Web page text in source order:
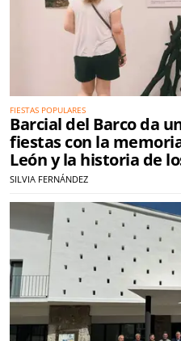
FIESTAS POPULARES
Barcial del Barco da
fiestas con la
León y la historia de
SILVIA FERNÁNDEZ